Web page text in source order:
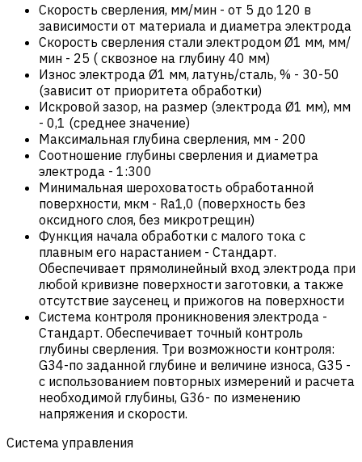
Скорость сверления, мм/мин - от 5 до 120 в
зависимости от материала и диаметра электрода
Скорость сверления стали электродом Ø1 мм, мм/
мин - 25 ( сквозное на глубину 40 мм)
Износ электрода Ø1 мм, латунь/сталь, % - 30-50
(зависит от приоритета обработки)
Искровой зазор, на размер (электрода Ø1 мм), мм
- 0,1 (среднее значение)
Максимальная глубина сверления, мм - 200
Соотношение глубины сверления и диаметра
электрода - 1:300
Минимальная шероховатость обработанной
поверхности, мкм - Ra1,0 (поверхность без
оксидного слоя, без микротрещин)
Функция начала обработки с малого тока с
плавным его нарастанием - Стандарт.
Обеспечивает прямолинейный вход электрода при
любой кривизне поверхности заготовки, а также
отсутствие заусенец и прижогов на поверхности
Система контроля проникновения электрода -
Стандарт. Обеспечивает точный контроль
глубины сверления. Три возможности контроля:
G34-по заданной глубине и величине износа, G35 -
с использованием повторных измерений и расчета
необходимой глубины, G36- по изменению
напряжения и скорости.
Система управления